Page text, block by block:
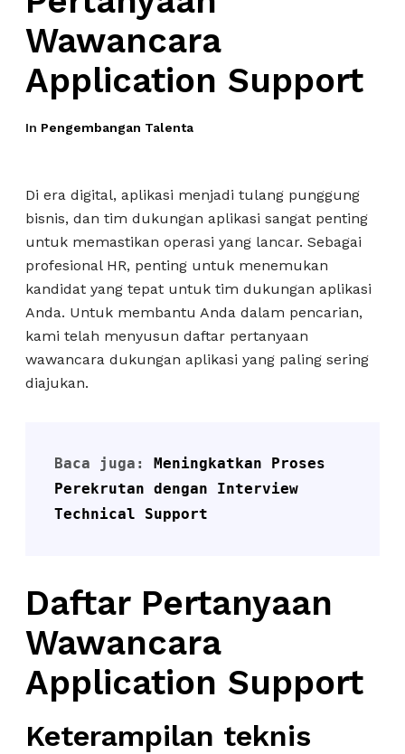
Wawancara
Application Support
In Pengembangan Talenta
Di era digital, aplikasi menjadi tulang punggung
bisnis, dan tim dukungan aplikasi sangat penting
untuk memastikan operasi yang lancar. Sebagai
profesional HR, penting untuk menemukan
kandidat yang tepat untuk tim dukungan aplikasi
Anda. Untuk membantu Anda dalam pencarian,
kami telah menyusun daftar pertanyaan
wawancara dukungan aplikasi yang paling sering
diajukan.
Baca juga: Meningkatkan Proses
Perekrutan dengan Interview
Technical Support
Daftar Pertanyaan
Wawancara
Application Support
Keterampilan teknis